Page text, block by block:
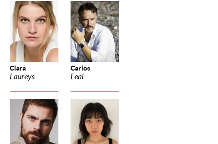
Clara
Laureys
Carlos
Leal